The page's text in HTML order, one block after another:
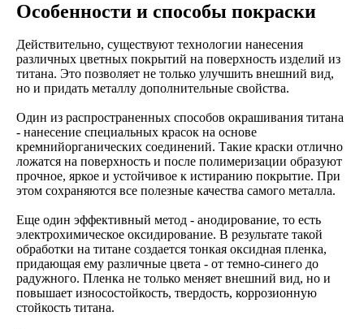
Особенности и способы покраски
Действительно, существуют технологии нанесения
различных цветных покрытий на поверхность изделий из
титана. Это позволяет не только улучшить внешний вид,
но и придать металлу дополнительные свойства.
Один из распространенных способов окрашивания титана
- нанесение специальных красок на основе
кремнийорганических соединений. Такие краски отлично
ложатся на поверхность и после полимеризации образуют
прочное, яркое и устойчивое к истиранию покрытие. При
этом сохраняются все полезные качества самого металла.
Еще один эффективный метод - анодирование, то есть
электрохимическое оксидирование. В результате такой
обработки на титане создается тонкая оксидная пленка,
придающая ему различные цвета - от темно-синего до
радужного. Пленка не только меняет внешний вид, но и
повышает износостойкость, твердость, коррозионную
стойкость титана.